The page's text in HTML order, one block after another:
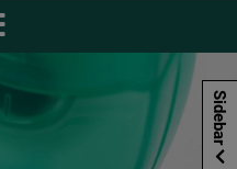
Sidebar